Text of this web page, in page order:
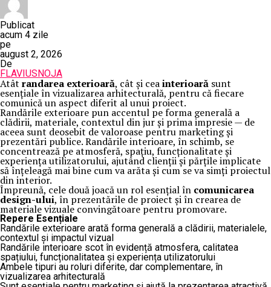
Publicat
acum 4 zile
pe
august 2, 2026
De
FLAVIUSNOJA
Atât randarea exterioară, cât și ceainterioară sunt
esențiale în vizualizarea arhitecturală, pentru că fiecare
comunică un aspect diferit al unui proiect.
Randările exterioare pun accentul pe forma generală a
clădirii, materiale, contextul din jur și prima impresie — de
aceea sunt deosebit de valoroase pentru marketing și
prezentări publice. Randările interioare, în schimb, se
concentrează pe atmosferă, spațiu, funcționalitate și
experiența utilizatorului, ajutând clienții și părțile implicate
să înțeleagă mai bine cum va arăta și cum se va simți proiectul
din interior.
Împreună, cele două joacă un rol esențial în comunicarea
design-ului, în prezentările de proiect și în crearea de
materiale vizuale convingătoare pentru promovare.
Repere Esențiale
Randările exterioare arată forma generală a clădirii, materialele,
contextul și impactul vizual
Randările interioare scot în evidență atmosfera, calitatea
spațiului, funcționalitatea și experiența utilizatorului
Ambele tipuri au roluri diferite, dar complementare, în
vizualizarea arhitecturală